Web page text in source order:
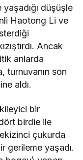
düşüşle
Haotong Li ve
Ancak
anlarda
turnuvanın son
aldı.
bir
birdie ile
çukurda
gerileme yaşadı.